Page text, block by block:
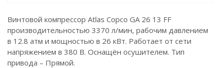
Винтовой компрессор Atlas Copco GA 26 13 FF
производительностью 3370 л/мин, рабочим давлением
в 12.8 атм и мощностью в 26 кВт. Работает от сети
напряжением в 380 В. Оснащён осушителем. Тип
привода – Прямой.